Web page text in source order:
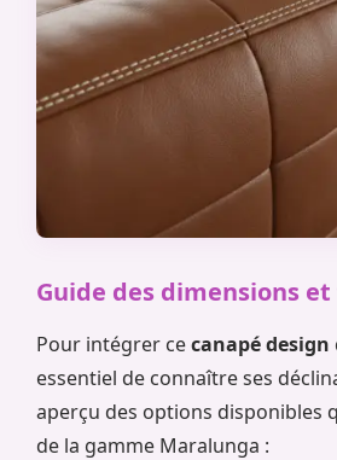
Guide des dimensions
Pour intégrer cecanapé design
essentiel de connaître ses
aperçu des options disponibles
de la gamme Maralunga :